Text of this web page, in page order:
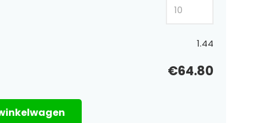
1.44
€64.80